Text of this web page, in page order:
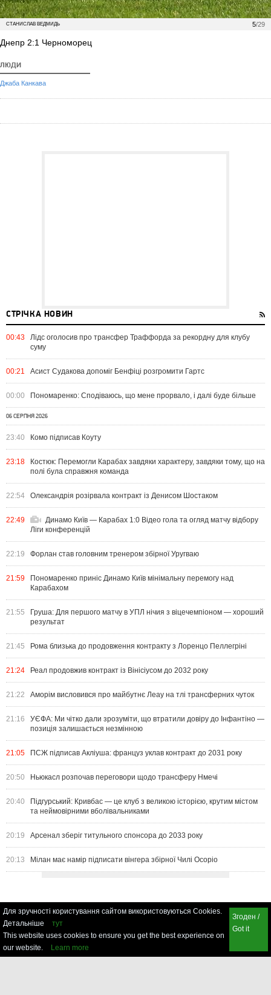
5/29
СТАНИСЛАВ ВЕДМИДЬ
Днепр 2:1 Черноморец
ЛЮДИ
Джаба Канкава
СТРІЧКА НОВИН
00:43
Лідс оголосив про трансфер Траффорда за рекордну для клубу
суму
00:21 Асист Судакова допоміг Бенфіці розгромити Гартс
00:00 Пономаренко: Сподіваюсь, що мене прорвало, і далі буде більше
06 СЕРПНЯ 2026
23:40 Комо підписав Коуту
23:18
Костюк: Перемогли Карабах завдяки характеру, завдяки тому, що на
полі була справжня команда
22:54 Олександрія розірвала контракт із Денисом Шостаком
22:49
Динамо Київ — Карабах 1:0 Відео гола та огляд матчу відбору
Ліги конференцій
22:19 Форлан став головним тренером збірної Уругваю
21:59
Пономаренко приніс Динамо Київ мінімальну перемогу над
Карабахом
21:55
Груша: Для першого матчу в УПЛ нічия з віцечемпіоном — хороший
результат
21:45 Рома близька до продовження контракту з Лоренцо Пеллегріні
21:24 Реал продовжив контракт із Вінісіусом до 2032 року
21:22 Аморім висловився про майбутнє Леау на тлі трансферних чуток
21:16
УЄФА: Ми чітко дали зрозуміти, що втратили довіру до Інфантіно —
позиція залишається незмінною
21:05 ПСЖ підписав Акліуша: француз уклав контракт до 2031 року
20:50 Ньюкасл розпочав переговори щодо трансферу Нмечі
20:40
Підгурський: Кривбас — це клуб з великою історією, крутим містом
та неймовірними вболівальниками
20:19 Арсенал зберіг титульного спонсора до 2033 року
20:13 Мілан має намір підписати вінгера збірної Чилі Осоріо
Для зручності користування сайтом використовуються Cookies.
Детальніше
тут
This website uses cookies to ensure you get the best experience on
our website.
Learn more
Згоден /
Got it